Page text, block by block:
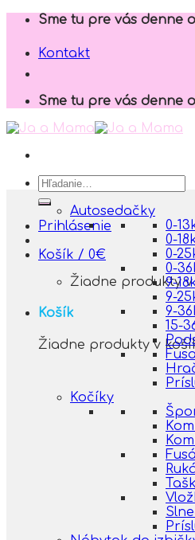
Skip
content
Sme tu pre vás denne
Kontakt
Sme tu pre vás denne
Hľadať:
Prihlásenie
Košík / 0€
Žiadne produkty v
Košík
Žiadne produkty v
Autosedačky
0-
0-
0-
0-
9-
9-
9-
15-
Kočíky